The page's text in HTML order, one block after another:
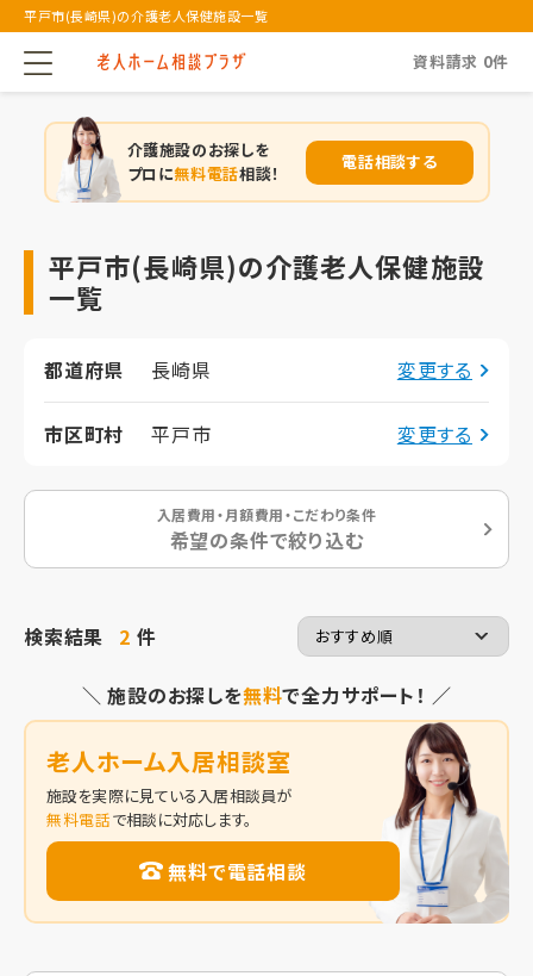
平戸市(長崎県)の介護老人保健施設一覧
資料請求 0件
介護施設のお探しを
プロに無料電話相談！
電話相談する
平戸市(長崎県)の介護老人保健施設
一覧
都道府県 長崎県 変更する
市区町村 平戸市 変更する
入居費用・月額費用・こだわり条件
希望の条件で絞り込む
検索結果 2 件
＼ 施設のお探しを無料で全力サポート！ ／
老人ホーム入居相談室
施設を実際に見ている入居相談員が
無料電話で相談に対応します。
無料で電話相談